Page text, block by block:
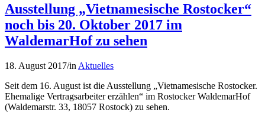
Ausstellung „Vietnamesische Rostocker“
noch bis 20. Oktober 2017 im
WaldemarHof zu sehen
18. August 2017/in Aktuelles
Seit dem 16. August ist die Ausstellung „Vietnamesische Rostocker.
Ehemalige Vertragsarbeiter erzählen“ im Rostocker WaldemarHof
(Waldemarstr. 33, 18057 Rostock) zu sehen.